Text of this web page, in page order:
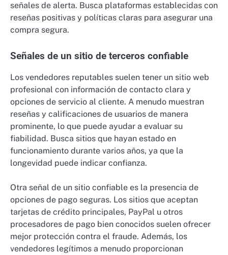
señales de alerta. Busca plataformas establecidas con
reseñas positivas y políticas claras para asegurar una
compra segura.
Señales de un sitio de terceros confiable
Los vendedores reputables suelen tener un sitio web
profesional con información de contacto clara y
opciones de servicio al cliente. A menudo muestran
reseñas y calificaciones de usuarios de manera
prominente, lo que puede ayudar a evaluar su
fiabilidad. Busca sitios que hayan estado en
funcionamiento durante varios años, ya que la
longevidad puede indicar confianza.
Otra señal de un sitio confiable es la presencia de
opciones de pago seguras. Los sitios que aceptan
tarjetas de crédito principales, PayPal u otros
procesadores de pago bien conocidos suelen ofrecer
mejor protección contra el fraude. Además, los
vendedores legítimos a menudo proporcionan